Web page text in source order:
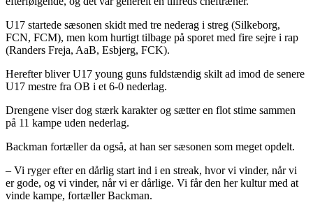
U17 startede sæsonen skidt med tre nederag i streg (Silkeborg,
FCN, FCM), men kom hurtigt tilbage på sporet med fire sejre i rap
(Randers Freja, AaB, Esbjerg, FCK).
Herefter bliver U17 young guns fuldstændig skilt ad imod de senere
U17 mestre fra OB i et 6-0 nederlag.
Drengene viser dog stærk karakter og sætter en flot stime sammen
på 11 kampe uden nederlag.
Backman fortæller da også, at han ser sæsonen som meget opdelt.
– Vi ryger efter en dårlig start ind i en streak, hvor vi vinder, når vi
er gode, og vi vinder, når vi er dårlige. Vi får den her kultur med at
vinde kampe, fortæller Backman.